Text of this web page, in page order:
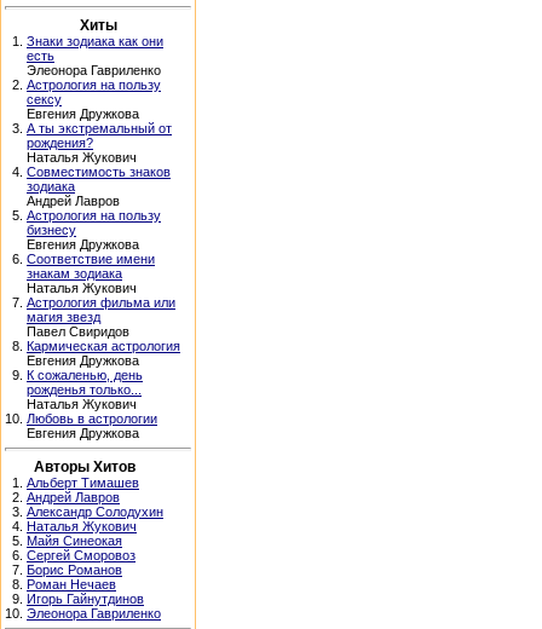
Хиты
1. Знаки зодиака как они
есть
Элеонора Гавриленко
2. Астрология на пользу
сексу
Евгения Дружкова
3. А ты экстремальный от
рождения?
Наталья Жукович
4. Совместимость знаков
зодиака
Андрей Лавров
5. Астрология на пользу
бизнесу
Евгения Дружкова
6. Соответствие имени
знакам зодиака
Наталья Жукович
7. Астрология фильма или
магия звезд
Павел Свиридов
8. Кармическая астрология
Евгения Дружкова
9. К сожаленью, день
рожденья только...
Наталья Жукович
10. Любовь в астрологии
Евгения Дружкова
Авторы Хитов
1. Альберт Тимашев
2. Андрей Лавров
3. Александр Солодухин
4. Наталья Жукович
5. Майя Синеокая
6. Сергей Сморовоз
7. Борис Романов
8. Роман Нечаев
9. Игорь Гайнутдинов
10. Элеонора Гавриленко